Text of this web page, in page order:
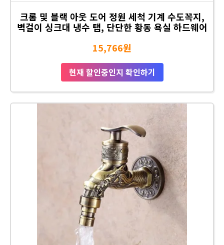
크롬 및 블랙 아웃 도어 정원 세척 기계 수도꼭지,
벽걸이 싱크대 냉수 탭, 단단한 황동 욕실 하드웨어
15,766원
현재 할인중인지 확인하기